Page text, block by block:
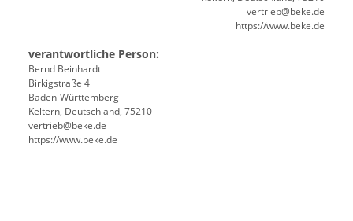
vertrieb@beke.de
https://www.beke.de
verantwortliche Person:
Bernd Beinhardt
Birkigstraße 4
Baden-Württemberg
Keltern, Deutschland, 75210
vertrieb@beke.de
https://www.beke.de